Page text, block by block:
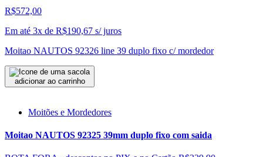
R$572,00
Em até 3x de R$190,67 s/ juros
Moitao NAUTOS 92326 line 39 duplo fixo c/ mordedor
adicionar ao carrinho
Moitões e Mordedores
Moitao NAUTOS 92325 39mm duplo fixo com saida